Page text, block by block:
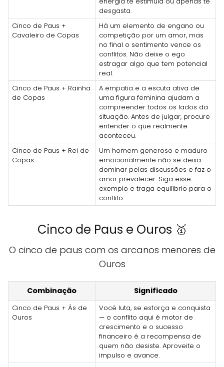
desgasta.
Cinco de Paus +
Cavaleiro de Copas
Há um elemento de engano ou
competição por um amor, mas
no final o sentimento vence os
conflitos. Não deixe o ego
estragar algo que tem potencial
real.
Cinco de Paus + Rainha
de Copas
A empatia e a escuta ativa de
uma figura feminina ajudam a
compreender todos os lados da
situação. Antes de julgar, procure
entender o que realmente
aconteceu.
Cinco de Paus + Rei de
Copas
Um homem generoso e maduro
emocionalmente não se deixa
dominar pelas discussões e faz o
amor prevalecer. Siga esse
exemplo e traga equilíbrio para o
conflito.
Cinco de Paus e Ouros 🥇
O cinco de paus com os arcanos menores de
Ouros
Combinação Significado
Cinco de Paus + Ás de
Ouros
Você luta, se esforça e conquista
— o conflito aqui é motor de
crescimento e o sucesso
financeiro é a recompensa de
quem não desiste. Aproveite o
impulso e avance.